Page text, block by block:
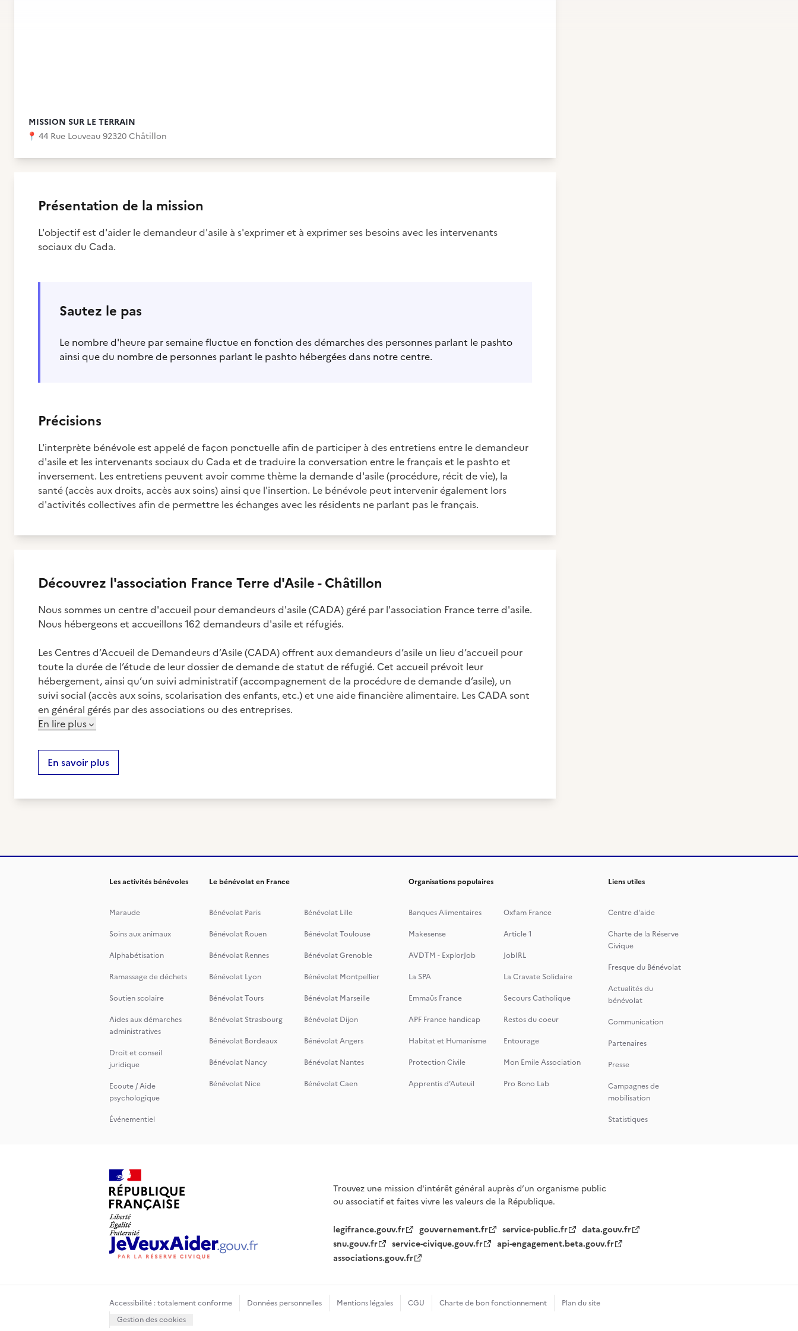
MISSION SUR LE TERRAIN
📍 44 Rue Louveau 92320 Châtillon
Présentation de la mission
L'objectif est d'aider le demandeur d'asile à s'exprimer et à exprimer ses besoins avec les intervenants
sociaux du Cada.
Sautez le pas
Le nombre d'heure par semaine fluctue en fonction des démarches des personnes parlant le pashto
ainsi que du nombre de personnes parlant le pashto hébergées dans notre centre.
Précisions
L'interprète bénévole est appelé de façon ponctuelle afin de participer à des entretiens entre le demandeur
d'asile et les intervenants sociaux du Cada et de traduire la conversation entre le français et le pashto et
inversement. Les entretiens peuvent avoir comme thème la demande d'asile (procédure, récit de vie), la
santé (accès aux droits, accès aux soins) ainsi que l'insertion. Le bénévole peut intervenir également lors
d'activités collectives afin de permettre les échanges avec les résidents ne parlant pas le français.
Découvrez l'association France Terre d'Asile - Châtillon
Nous sommes un centre d'accueil pour demandeurs d'asile (CADA) géré par l'association France terre d'asile.
Nous hébergeons et accueillons 162 demandeurs d'asile et réfugiés.
Les Centres d’Accueil de Demandeurs d’Asile (CADA) offrent aux demandeurs d’asile un lieu d’accueil pour
toute la durée de l’étude de leur dossier de demande de statut de réfugié. Cet accueil prévoit leur
hébergement, ainsi qu’un suivi administratif (accompagnement de la procédure de demande d’asile), un
suivi social (accès aux soins, scolarisation des enfants, etc.) et une aide financière alimentaire. Les CADA sont
en général gérés par des associations ou des entreprises.
En lire plus
En savoir plus
Les activités bénévoles
Maraude
Soins aux animaux
Alphabétisation
Ramassage de déchets
Soutien scolaire
Aides aux démarches
administratives
Droit et conseil
juridique
Ecoute / Aide
psychologique
Événementiel
Le bénévolat en France
Bénévolat Paris
Bénévolat Lille
Bénévolat Rouen
Bénévolat Toulouse
Bénévolat Rennes
Bénévolat Grenoble
Bénévolat Lyon
Bénévolat Montpellier
Bénévolat Tours
Bénévolat Marseille
Bénévolat Strasbourg
Bénévolat Dijon
Bénévolat Bordeaux
Bénévolat Angers
Bénévolat Nancy
Bénévolat Nantes
Bénévolat Nice
Bénévolat Caen
Organisations populaires
Banques Alimentaires
Oxfam France
Makesense
Article 1
AVDTM - ExplorJob
JobIRL
La SPA
La Cravate Solidaire
Emmaüs France
Secours Catholique
APF France handicap
Restos du coeur
Habitat et Humanisme
Entourage
Protection Civile
Mon Emile Association
Apprentis d’Auteuil
Pro Bono Lab
Liens utiles
Centre d'aide
Charte de la Réserve
Civique
Fresque du Bénévolat
Actualités du
bénévolat
Communication
Partenaires
Presse
Campagnes de
mobilisation
Statistiques
Trouvez une mission d'intérêt général auprès d’un organisme public
ou associatif et faites vivre les valeurs de la République.
legifrance.gouv.fr gouvernement.fr service-public.fr
data.gouv.fr
snu.gouv.fr
service-civique.gouv.fr
api-engagement.beta.gouv.fr
associations.gouv.fr
Accessibilité : totalement conforme Données personnelles Mentions légales CGU Charte de bon fonctionnement
Plan du site
Gestion des cookies